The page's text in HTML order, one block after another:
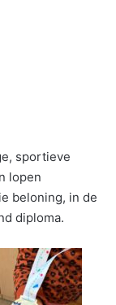
sportieve
lopen
beloning, in de
diploma.